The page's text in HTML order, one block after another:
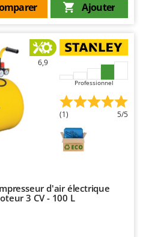
Ajouter
6,9
Professionnel
(1) 5/5
d'air électrique
3 CV - 100 L